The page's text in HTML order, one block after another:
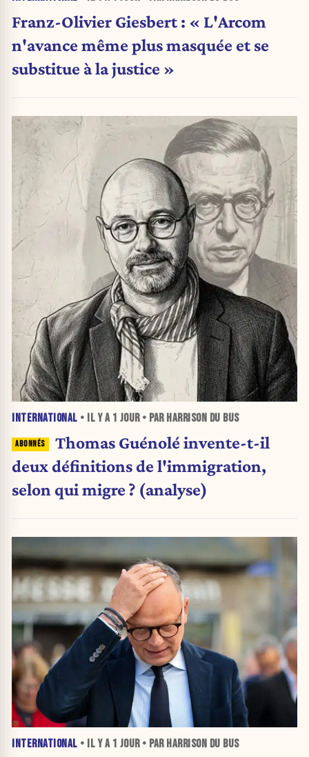
Franz-Olivier Giesbert : « L'Arcom
n'avance même plus masquée et se
substitue à la justice »
INTERNATIONAL • IL Y A 1 JOUR• PAR HARRISON DU BUS
Thomas Guénolé invente-t-il
deux définitions de l'immigration,
selon qui migre ? (analyse)
INTERNATIONAL • IL Y A 1 JOUR• PAR HARRISON DU BUS